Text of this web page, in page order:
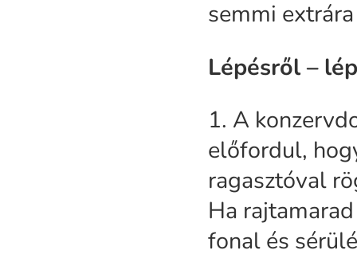
semmi
Lépésről –
1. A
előfordul,
ragasztóval
Ha
fonal és